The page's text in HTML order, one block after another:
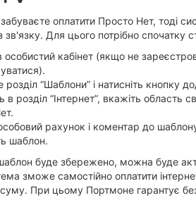
оплатити Просто Нет, тоді
зв'язку. Для цього потрібно спочатку
особистий кабінет (якщо не
розділ “Шаблони” і натисніть кнопку
в розділ “Інтернет”, вкажіть область
рахунок і коментар до
шаблон.
буде збережено, можна буде
зможе самостійно оплатити
При цьому Портмоне гарантує